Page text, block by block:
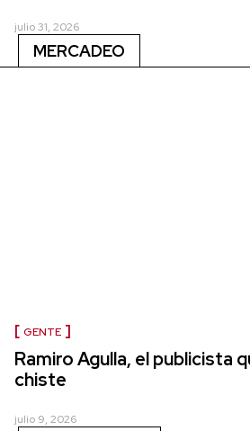
julio 31, 2026
MERCADEO
GENTE
Ramiro Agulla, el publicista
chiste
julio 9, 2026